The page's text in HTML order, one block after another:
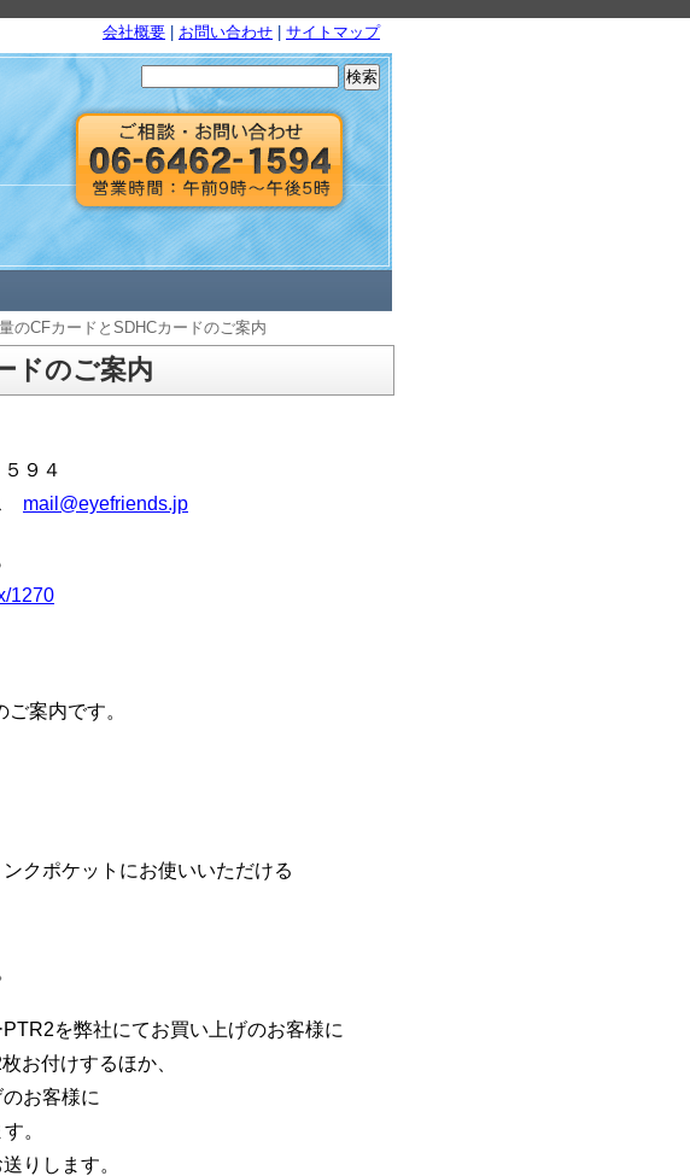
会社概要 お問い合わせ サイトマップ
索:
のCFカードとSDHCカードのご案内
ドのご案内
９４
mail@eyefriends.jp
1270
案内です。
クポケットにお使いいただける
を弊社にてお買い上げのお客様に
お付けするほか、
お客様に
。
りします。